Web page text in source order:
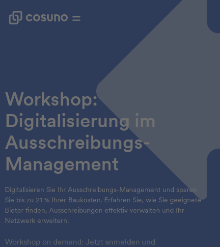
Workshop:
Digitalisierung im
Ausschreibungs-
Management
Digitalisieren Sie Ihr Ausschreibungs-Management und sparen
Sie bis zu 21 % Ihrer Baukosten. Erfahren Sie, wie Sie geeignete
Bieter finden, Ausschreibungen effektiv verwalten und Ihr
Netzwerk erweitern.
Workshop on demand: Jetzt anmelden und